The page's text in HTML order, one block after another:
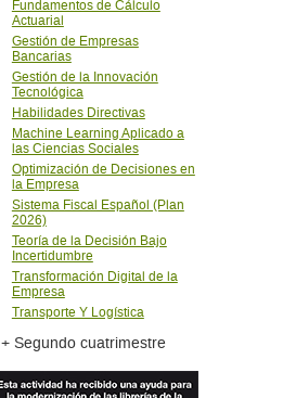
Fundamentos de Cálculo
Actuarial
Gestión de Empresas
Bancarias
Gestión de la Innovación
Tecnológica
Habilidades Directivas
Machine Learning Aplicado a
las Ciencias Sociales
Optimización de Decisiones en
la Empresa
Sistema Fiscal Español (Plan
2026)
Teorí­a de la Decisión Bajo
Incertidumbre
Transformación Digital de la
Empresa
Transporte Y Logí­stica
+ Segundo cuatrimestre